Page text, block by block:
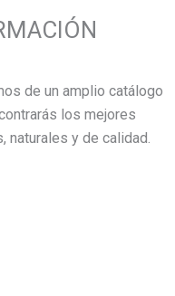
de un amplio catálogo
los mejores
naturales y de calidad.